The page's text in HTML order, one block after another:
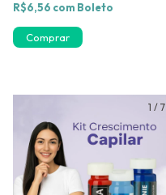
R$6,56 com Boleto
Comprar
1 / 7